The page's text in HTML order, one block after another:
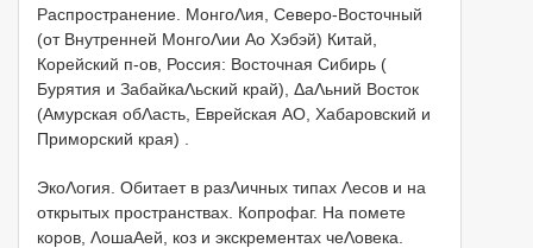
Распространение. МонгоΛия, Северо-Восточный
(от Внутренней МонгоΛии Αо Хэбэй) Китай,
Корейский п-ов, Россия: Восточная Сибирь (
Бурятия и ЗабайкаΛьский край), ΔаΛьний Восток
(Амурская обΛасть, Еврейская АО, Хабаровский и
Приморский края)
ЭкоΛогия. Обитает в разΛичных типах Λесов и на
открытых пространствах. Копрофаг. На помете
коров, ΛошаΑей, коз и экскрементах чеΛовека.